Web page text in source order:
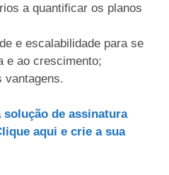
a quantificar os planos
e escalabilidade para se
e ao crescimento;
vantagens.
solução de assinatura
aqui e crie a sua